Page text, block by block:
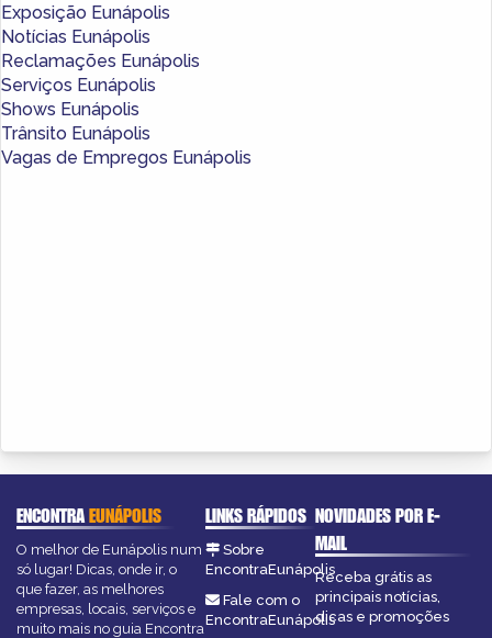
Exposição Eunápolis
Notícias Eunápolis
Reclamações Eunápolis
Serviços Eunápolis
Shows Eunápolis
Trânsito Eunápolis
Vagas de Empregos Eunápolis
ENCONTRAEUNÁPOLIS
O melhor de Eunápolis num
só lugar! Dicas, onde ir, o
que fazer, as melhores
empresas, locais, serviços e
muito mais no guia Encontra
LINKS RÁPIDOS
Sobre
EncontraEunápolis
Fale com o
EncontraEunápolis
NOVIDADES POR E-
MAIL
Receba grátis as
principais notícias,
dicas e promoções